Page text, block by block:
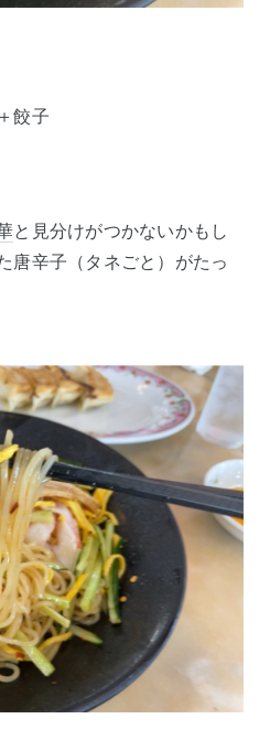
＋餃子
と見分けがつかないかもし
唐辛子（タネごと）がたっ